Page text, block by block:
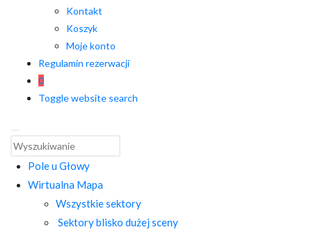
Kontakt
Koszyk
Moje konto
Regulamin rezerwacji
0
Toggle website search
Pole u Głowy
Wirtualna Mapa
Wszystkie sektory
Sektory blisko dużej sceny